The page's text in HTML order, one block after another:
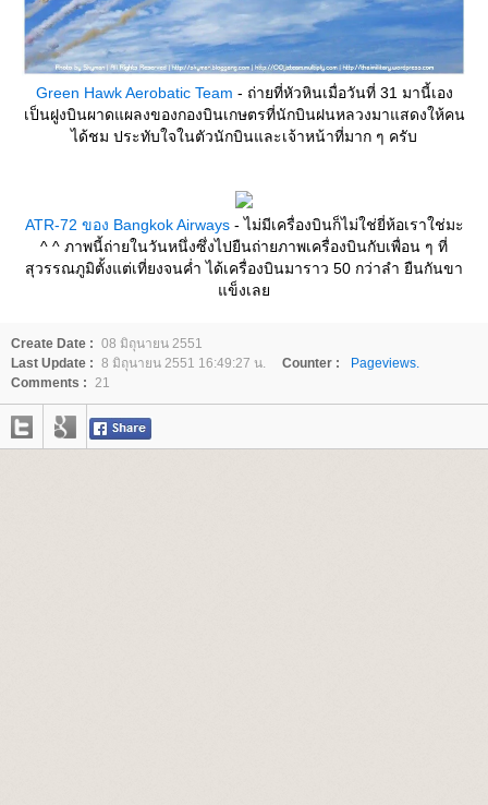
Green Hawk Aerobatic Team - ถ่ายที่หัวหินเมื่อวันที่ 31 มานี้เอง
เป็นฝูงบินผาดแผลงของกองบินเกษตรที่นักบินฝนหลวงมาแสดงให้คน
ได้ชม ประทับใจในตัวนักบินและเจ้าหน้าที่มาก ๆ ครับ
ATR-72 ของ Bangkok Airways- ไม่มีเครื่องบินก็ไม่ใช่ยี่ห้อเราใช่มะ
^ ^ ภาพนี้ถ่ายในวันหนึ่งซึ่งไปยืนถ่ายภาพเครื่องบินกับเพื่อน ๆ ที่
สุวรรณภูมิตั้งแต่เที่ยงจนค่ำ ได้เครื่องบินมาราว 50 กว่าลำ ยืนกันขา
ข็งเล
Create Date : 08 มิถุนายน 2551
Last Update : 8 มิถุนายน 2551 16:49:27 น. Counter :
Pageviews.
Comments : 21